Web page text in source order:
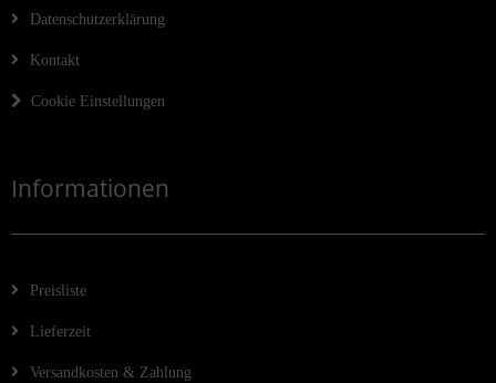
Datenschutzerklärung
Kontakt
Cookie Einstellungen
Informationen
Preisliste
Lieferzeit
Versandkosten & Zahlung